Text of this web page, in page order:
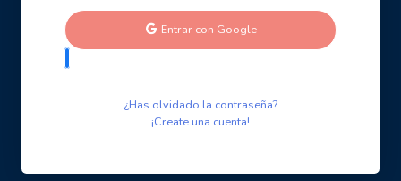
Entrar con Google
¿Has olvidado la contraseña?
¡Create una cuenta!